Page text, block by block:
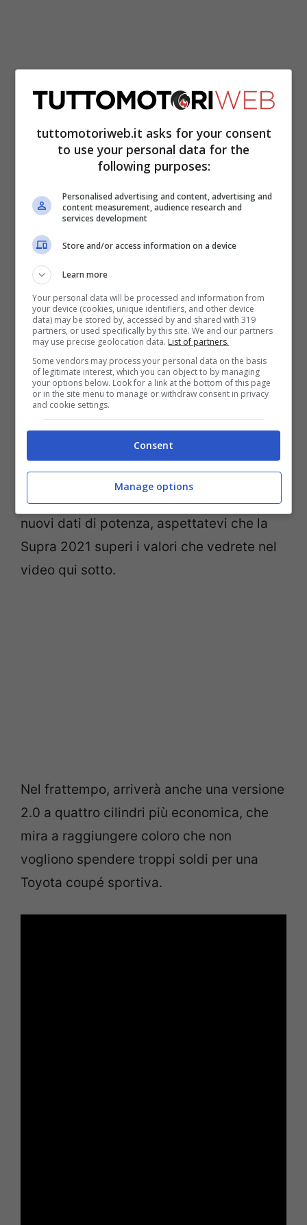
Non è la prima volta che vediamo la Supra
superare il limitatore di velocità in una
corsa a velocità massima.Più di un anno
prodotto gli stessi numeri sul
contachilometri fermatosi a 263 km/h.
Da notare, entrambi sono ancora la Supra
lanciata inizialmente con soli335 cavalli
499 Newton-metridi coppia.
Una nuova Toyota Supra (A91) con l’anno
di costruzione 2021 è già in lavorazione, e
arriverà nei concessionari entro la fine di
giugno o luglio. Questo modello aggiornato
ottiene un significativo incremento delle
prestazioni, saltando a382 CVcon la
stessa quantità di coppia. Con questi
nuovi dati di potenza, aspettatevi che la
Supra 2021 superi i valori che vedrete nel
video qui sotto.
Nel frattempo, arriverà anche una versione
2.0 a quattro cilindri più economica, che
mira a raggiungere coloro che non
vogliono spendere troppi soldi per una
Toyota coupé sportiva.
tuttomotoriweb.it asks for your consent
to use your personal data for the
following purposes:
Personalised advertising and content, advertising and
content measurement, audience research and
services development
Store and/or access information on a device
Learn more
Your personal data will be processed and information from
your device (cookies, unique identifiers, and other device
data) may be stored by, accessed by and shared with 319
partners, or used specifically by this site. We and our partners
may use precise geolocation data. List of partners.
Some vendors may process your personal data on the basis
of legitimate interest, which you can object to by managing
your options below. Look for a link at the bottom of this page
or in the site menu to manage or withdraw consent in privacy
and cookie settings.
Consent
Manage options